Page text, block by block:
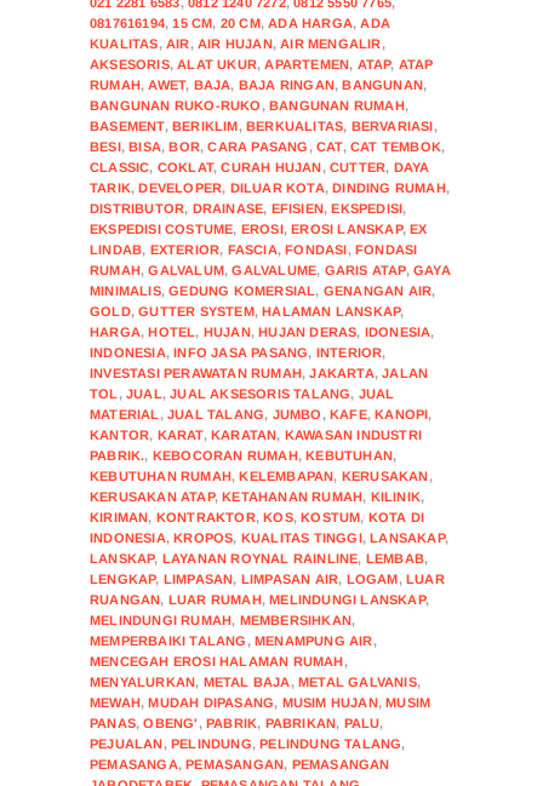
0817616194,15 CM, 20 CM,ADA HARGA,ADA
KUALITAS,AIR,AIR HUJAN,AIR MENGALIR,
AKSESORIS,ALAT UKUR,APARTEMEN, ATAP, ATAP
RUMAH,AWET, BAJA, BAJA RINGAN,BANGUNAN,
BANGUNAN RUKO-RUKO ,BANGUNAN RUMAH,
BASEMENT,BERIKLIM,BERKUALITAS, BERVARIASI,
BESI,BISA,BOR,CARA PASANG ,CAT,CAT TEMBOK,
CLASSIC, COKLAT,CURAH HUJAN,CUTTER, DAYA
TARIK,DEVELOPER, DILUAR KOTA,DINDING RUMAH,
DISTRIBUTOR, DRAINASE, EFISIEN,EKSPEDISI,
EKSPEDISI COSTUME, EROSI,EROSI LANSKAP,EX
LINDAB, EXTERIOR, FASCIA,FONDASI,FONDASI
RUMAH,GALVALUM,GALVALUME, GARIS ATAP,GAYA
MINIMALIS,GEDUNG KOMERSIAL, GENANGAN AIR,
GOLD,GUTTER SYSTEM,HALAMAN LANSKAP,
HARGA,HOTEL, HUJAN,HUJAN DERAS, IDONESIA,
INDONESIA,INFO JASA PASANG, INTERIOR,
INVESTASI PERAWATAN RUMAH,JAKARTA,JALAN
TOL ,JUAL,JUAL AKSESORIS TALANG, JUAL
MATERIAL ,JUAL TALANG, JUMBO ,KAFE,KANOPI,
KANTOR, KARAT,KARATAN, KAWASAN INDUSTRI
PABRIK., KEBOCORAN RUMAH,KEBUTUHAN,
KEBUTUHAN RUMAH,KELEMBAPAN, KERUSAKAN,
KERUSAKAN ATAP,KETAHANAN RUMAH, KILINIK,
KIRIMAN, KONTRAKTOR,KOS,KOSTUM, KOTA DI
INDONESIA,KROPOS, KUALITAS TINGGI,LANSAKAP,
LANSKAP, LAYANAN ROYNAL RAINLINE, LEMBAB,
LENGKAP, LIMPASAN, LIMPASAN AIR, LOGAM,LUAR
RUANGAN, LUAR RUMAH,MELINDUNGI LANSKAP,
MELINDUNGI RUMAH, MEMBERSIHKAN,
MEMPERBAIKI TALANG ,MENAMPUNG AIR,
MENCEGAH EROSI HALAMAN RUMAH,
MENYALURKAN, METAL BAJA,METAL GALVANIS,
MEWAH,MUDAH DIPASANG, MUSIM HUJAN,MUSIM
PANAS,OBENG' ,PABRIK, PABRIKAN, PALU,
PEJUALAN,PELINDUNG,PELINDUNG TALANG,
PEMASANGA,PEMASANGAN, PEMASANGAN